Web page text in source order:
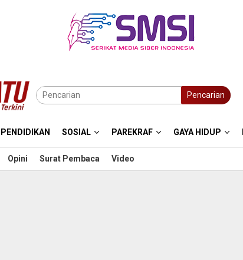
Pencarian
PENDIDIKAN SOSIAL PAREKRAF GAYA HIDUP
Opini Surat Pembaca Video